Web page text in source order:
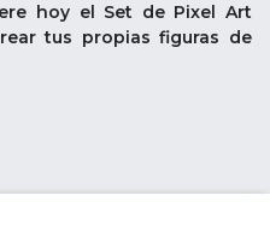
hoy el Set de Pixel Art
tus propias figuras de